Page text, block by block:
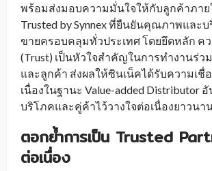
พร้อมส่งมอบความมั่นใจให้กับลูกค้าภา
Trusted by Synnex ที่ยืนยันคุณภาพและ
ขายครอบคลุมทั่วประเทศ โดยยึดหลัก คว
(Trust) เป็นหัวใจสำคัญในการทำงานร่ว
และลูกค้า ส่งผลให้ซินเน็คได้รับความเชื่
เนื่องในฐานะ Value-added Distributor
บริโภคและคู่ค้าไว้วางใจต่อเนื่องยาวนา
ตอกย้ำการเป็น Trusted
ต่อเนื่อง